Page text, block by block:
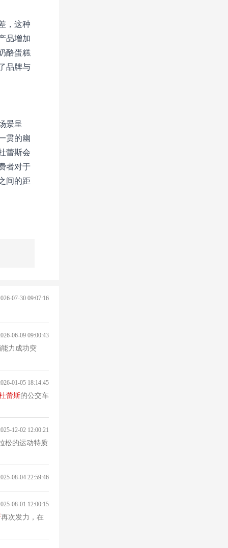
，这种
品增加
酪蛋糕
品牌与
景呈
贯的幽
蕾斯会
者对于
间的距
07-30 09:07:16
06-09 09:00:43
力成功突
01-05 18:14:45
蕾斯的公交车
12-02 12:00:21
松的运动特质
08-04 22:59:46
08-01 12:00:15
再次发力，在